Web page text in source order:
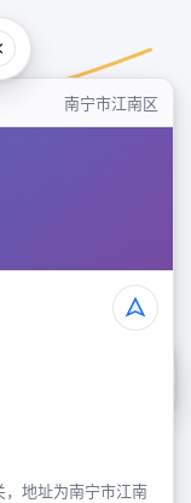
南宁市江南区
地址为南宁市江南